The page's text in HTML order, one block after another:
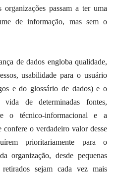
passam a ter uma
de informação, mas sem o
de dados engloba qualidade,
usabilidade para o usuário
e do glossário de dados) e o
de determinadas fontes,
o técnico-informacional e a
confere o verdadeiro valor desse
prioritariamente para o
organização, desde pequenas
retirados sejam cada vez mais